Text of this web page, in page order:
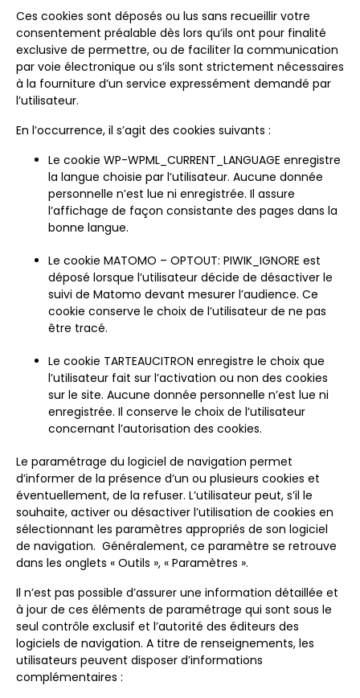
Ces cookies sont déposés ou lus sans recueillir votre
consentement préalable dès lors qu’ils ont pour finalité
exclusive de permettre, ou de faciliter la communication
par voie électronique ou s’ils sont strictement nécessaires
à la fourniture d’un service expressément demandé par
l’utilisateur.
En l’occurrence, il s’agit des cookies suivants :
Le cookie WP-WPML_CURRENT_LANGUAGE enregistre
la langue choisie par l’utilisateur. Aucune donnée
personnelle n’est lue ni enregistrée. Il assure
l’affichage de façon consistante des pages dans la
bonne langue.
Le cookie MATOMO – OPTOUT: PIWIK_IGNORE est
déposé lorsque l’utilisateur décide de désactiver le
suivi de Matomo devant mesurer l’audience. Ce
cookie conserve le choix de l’utilisateur de ne pas
être tracé.
Le cookie TARTEAUCITRON enregistre le choix que
l’utilisateur fait sur l’activation ou non des cookies
sur le site. Aucune donnée personnelle n’est lue ni
enregistrée. Il conserve le choix de l’utilisateur
concernant l’autorisation des cookies.
Le paramétrage du logiciel de navigation permet
d’informer de la présence d’un ou plusieurs cookies et
éventuellement, de la refuser. L’utilisateur peut, s’il le
souhaite, activer ou désactiver l’utilisation de cookies en
sélectionnant les paramètres appropriés de son logiciel
de navigation. Généralement, ce paramètre se retrouve
dans les onglets « Outils », « Paramètres ».
Il n’est pas possible d’assurer une information détaillée et
à jour de ces éléments de paramétrage qui sont sous le
seul contrôle exclusif et l’autorité des éditeurs des
logiciels de navigation. A titre de renseignements, les
utilisateurs peuvent disposer d’informations
complémentaires :